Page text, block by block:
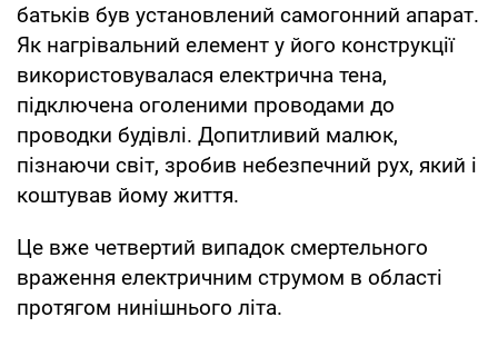
батьків був установлений самогонний апарат.
Як нагрівальний елемент у його конструкції
використовувалася електрична тена,
підключена оголеними проводами до
проводки будівлі. Допитливий малюк,
пізнаючи світ, зробив небезпечний рух, який і
коштував йому життя.
Це вже четвертий випадок смертельного
враження електричним струмом в області
протягом нинішнього літа.